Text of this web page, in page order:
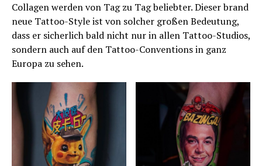
Collagen werden von Tag zu Tag beliebter. Dieser brand
neue Tattoo-Style ist von solcher großen Bedeutung,
dass er sicherlich bald nicht nur in allen Tattoo-Studios,
sondern auch auf den Tattoo-Conventions in ganz
Europa zu sehen.